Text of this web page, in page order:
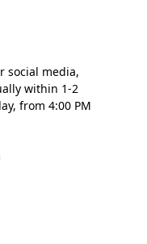
social media,
within 1-2
from 4:00 PM